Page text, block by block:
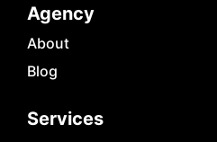
Agency
About
Blog
Services